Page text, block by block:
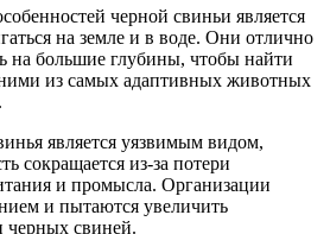
черной свиньи является
на земле и в воде. Они отлично
на большие глубины, чтобы найти
из самых адаптивных животных
является уязвимым видом,
сокращается из-за потери
и промысла. Организации
и пытаются увеличить
черных свиней.